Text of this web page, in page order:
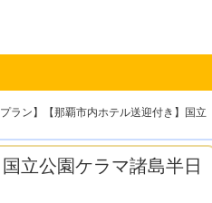
ラン】【那覇市内ホテル送迎付き】国立
立公園ケラマ諸島半日